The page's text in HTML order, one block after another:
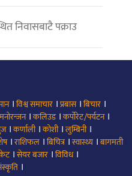
निवासबाटै पक्राउ
।विश्व समाचार ।प्रबास।बिचार ।
।कलिउड।कर्पोरेट/पर्यटन।
।कर्णाली।कोशी।लुम्बिनी।
।राशिफल ।बिचित्र।स्वास्थ्य ।बागमती
।सेयर बजार ।विविध।
।